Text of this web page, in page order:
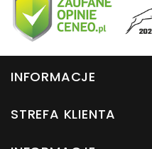
INFORMACJE
STREFA KLIENTA